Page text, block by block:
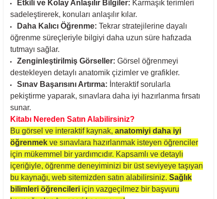
Etkili ve Kolay Anlaşılır Bilgiler: Karmaşık terimleri
sadeleştirerek, konuları anlaşılır kılar.
Daha Kalıcı Öğrenme: Tekrar stratejilerine dayalı
öğrenme süreçleriyle bilgiyi daha uzun süre hafızada
tutmayı sağlar.
Zenginleştirilmiş Görseller: Görsel öğrenmeyi
destekleyen detaylı anatomik çizimler ve grafikler.
Sınav Başarısını Artırma: İnteraktif sorularla
pekiştirme yaparak, sınavlara daha iyi hazırlanma fırsatı
sunar.
Kitabı Nereden Satın Alabilirsiniz?
Bu görsel ve interaktif kaynak, anatomiyi daha iyi
öğrenmek ve sınavlara hazırlanmak isteyen öğrenciler
için mükemmel bir yardımcıdır. Kapsamlı ve detaylı
içeriğiyle, öğrenme deneyiminizi bir üst seviyeye taşıyan
bu kaynağı, web sitemizden satın alabilirsiniz. Sağlık
bilimleri öğrencileri için vazgeçilmez bir başvuru